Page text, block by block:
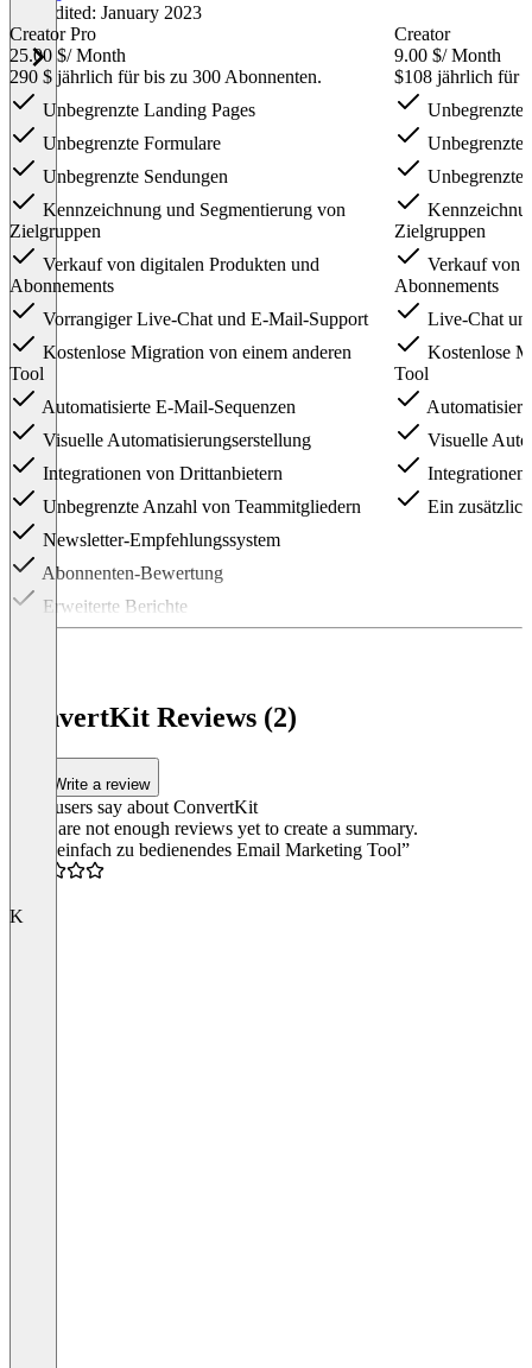
Last edited: January 2023
Creator Pro
25.00 $/ Month
290 $ jährlich für bis zu 300 Abonnenten.
Unbegrenzte Landing Pages
Unbegrenzte Formulare
Unbegrenzte Sendungen
Kennzeichnung und Segmentierung von
Zielgruppen
Verkauf von digitalen Produkten und
Abonnements
Vorrangiger Live-Chat und E-Mail-Support
Kostenlose Migration von einem anderen
Tool
Automatisierte E-Mail-Sequenzen
Visuelle Automatisierungserstellung
Integrationen von Drittanbietern
Unbegrenzte Anzahl von Teammitgliedern
Newsletter-Empfehlungssystem
Abonnenten-Bewertung
Erweiterte Berichte
Creator
9.00 $/ Month
$108 jährlich für
Unbegrenzte
Unbegrenzte
Unbegrenzte
Zielgruppen
Verkauf von
Abonnements
Live-Chat
Kostenlose
Tool
Visuelle
Ein
ConvertKit Reviews (2)
Write a review
What users say about ConvertKit
There are not enough reviews yet to create a summary.
“Sehr einfach zu bedienendes Email Marketing Tool”
K